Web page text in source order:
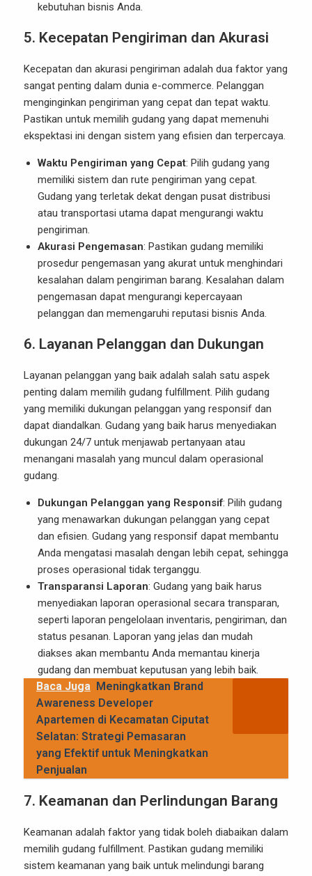
kebutuhan bisnis Anda.
5. Kecepatan Pengiriman dan Akurasi
Kecepatan dan akurasi pengiriman adalah dua faktor yang
sangat penting dalam dunia e-commerce. Pelanggan
menginginkan pengiriman yang cepat dan tepat waktu.
Pastikan untuk memilih gudang yang dapat memenuhi
ekspektasi ini dengan sistem yang efisien dan terpercaya.
Waktu Pengiriman yang Cepat: Pilih gudang yang
memiliki sistem dan rute pengiriman yang cepat.
Gudang yang terletak dekat dengan pusat distribusi
atau transportasi utama dapat mengurangi waktu
pengiriman.
Akurasi Pengemasan: Pastikan gudang memiliki
prosedur pengemasan yang akurat untuk menghindari
kesalahan dalam pengiriman barang. Kesalahan dalam
pengemasan dapat mengurangi kepercayaan
pelanggan dan memengaruhi reputasi bisnis Anda.
6. Layanan Pelanggan dan Dukungan
Layanan pelanggan yang baik adalah salah satu aspek
penting dalam memilih gudang fulfillment. Pilih gudang
yang memiliki dukungan pelanggan yang responsif dan
dapat diandalkan. Gudang yang baik harus menyediakan
dukungan 24/7 untuk menjawab pertanyaan atau
menangani masalah yang muncul dalam operasional
gudang.
Dukungan Pelanggan yang Responsif: Pilih gudang
yang menawarkan dukungan pelanggan yang cepat
dan efisien. Gudang yang responsif dapat membantu
Anda mengatasi masalah dengan lebih cepat, sehingga
proses operasional tidak terganggu.
Transparansi Laporan: Gudang yang baik harus
menyediakan laporan operasional secara transparan,
seperti laporan pengelolaan inventaris, pengiriman, dan
status pesanan. Laporan yang jelas dan mudah
diakses akan membantu Anda memantau kinerja
gudang dan membuat keputusan yang lebih baik.
Baca Juga Meningkatkan Brand
Awareness Developer
Apartemen di Kecamatan Ciputat
Selatan: Strategi Pemasaran
yang Efektif untuk Meningkatkan
Penjualan
7. Keamanan dan Perlindungan Barang
Keamanan adalah faktor yang tidak boleh diabaikan dalam
memilih gudang fulfillment. Pastikan gudang memiliki
sistem keamanan yang baik untuk melindungi barang